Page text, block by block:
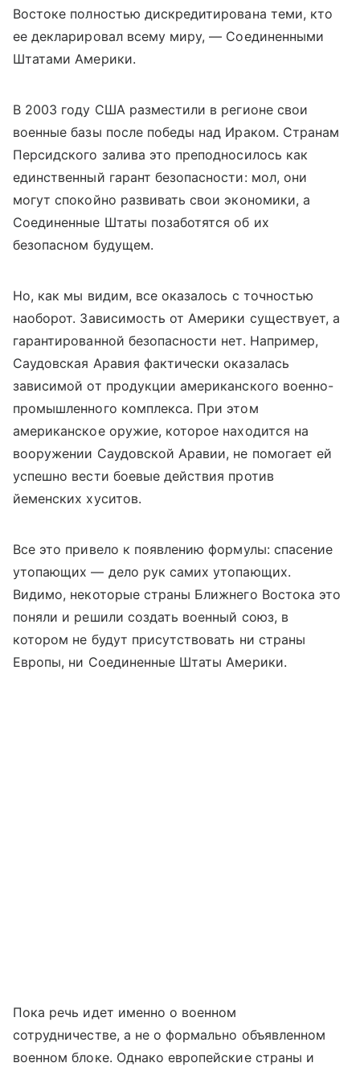
Востоке полностью дискредитирована теми, кто
ее декларировал всему миру, — Соединенными
Штатами Америки.
В 2003 году США разместили в регионе свои
военные базы после победы над Ираком. Странам
Персидского залива это преподносилось как
единственный гарант безопасности: мол, они
могут спокойно развивать свои экономики, а
Соединенные Штаты позаботятся об их
безопасном будущем.
Но, как мы видим, все оказалось с точностью
наоборот. Зависимость от Америки существует, а
гарантированной безопасности нет. Например,
Саудовская Аравия фактически оказалась
зависимой от продукции американского военно-
промышленного комплекса. При этом
американское оружие, которое находится на
вооружении Саудовской Аравии, не помогает ей
успешно вести боевые действия против
йеменских хуситов.
Все это привело к появлению формулы: спасение
утопающих — дело рук самих утопающих.
Видимо, некоторые страны Ближнего Востока это
поняли и решили создать военный союз, в
котором не будут присутствовать ни страны
Европы, ни Соединенные Штаты Америки.
Пока речь идет именно о военном
сотрудничестве, а не о формально объявленном
военном блоке. Однако европейские страны и